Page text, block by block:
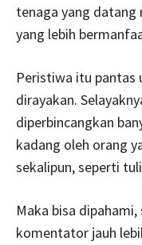
tenaga yang datang
yang lebih
Peristiwa itu pantas
dirayakan.
diperbincangkan
kadang oleh orang
sekalipun, seperti
Maka bisa
komentator jauh